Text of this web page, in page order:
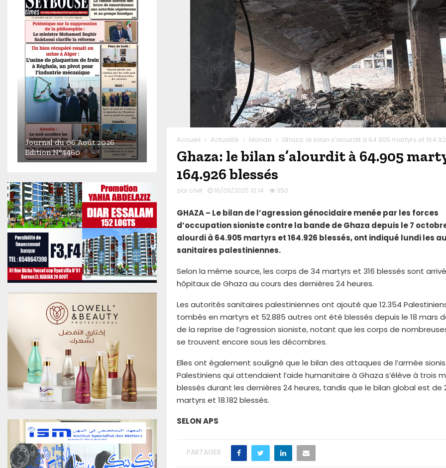
Accueil Actualité Monde Ghaza: le bilan s’alourdit à 64.905 martyrs et
Ghaza: le bilan s’alourdit à 64.905
164.926 blessés
par chef 16/09/2025 10:14 350
GHAZA – Le bilan de l’agression génocidaire menée par les forces
d’occupation sioniste contre la bande de Ghaza depuis le 7 octobre
alourdi à 64.905 martyrs et 164.926 blessés, ont indiqué lundi les
sanitaires palestiniennes.
Selon la même source, les corps de 34 martyrs et 316 blessés sont
hôpitaux de Ghaza au cours des dernières 24 heures.
Les autorités sanitaires palestiniennes ont ajouté que 12.354
tombés en martyrs et 52.885 autres ont été blessés depuis le 18 mars
de la reprise de l’agression sioniste, notant que les corps de
se trouvent encore sous les décombres.
Elles ont également souligné que le bilan des attaques de l’armée
Palestiniens qui attendaient l’aide humanitaire à Ghaza s’élève à trois
blessés durant les dernières 24 heures, tandis que le bilan global est de
martyrs et 18.182 blessés.
SELON APS
PARTAGER
u
r
n
a
l
d
u
0
6
A
o
6
i
o
°
4
Journal du 06 Août 2026
Edition N°4460